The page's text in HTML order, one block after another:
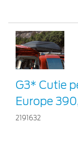
G3* Cutie
Europe
2191632